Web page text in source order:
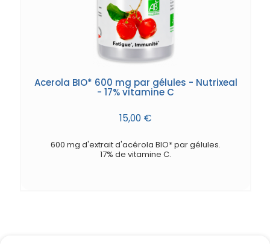
Acerola BIO* 600 mg par gélules - Nutrixeal
- 17% vitamine C
15,00 €
600 mg d'extrait d'acérola BIO* par gélules.
17% de vitamine C.